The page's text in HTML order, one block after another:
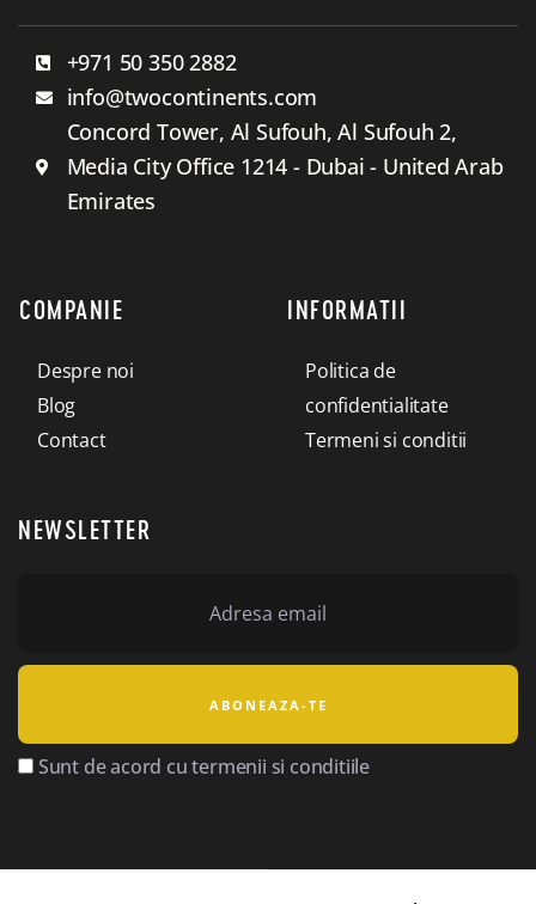
+971 50 350 2882
info@twocontinents.com
Concord Tower, Al Sufouh, Al Sufouh 2,
Media City Office 1214 - Dubai - United Arab
Emirates
COMPANIE
Despre noi
Blog
Contact
INFORMATII
Politica de
confidentialitate
Termeni si conditii
NEWSLETTER
Sunt de acord cu termenii si conditiile